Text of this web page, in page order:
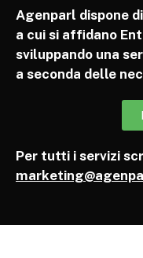
Agenparl dispone
a cui si affidano
sviluppando una
a seconda delle
Per tutti i servizi